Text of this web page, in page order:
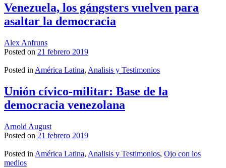
Venezuela, los gángsters vuelven para
asaltar la democracia
Alex Anfruns
Posted on 21 febrero 2019
Posted in América Latina, Analisis y Testimonios
Unión cívico-militar: Base de la
democracia venezolana
Arnold August
Posted on 21 febrero 2019
Posted in América Latina, Analisis y Testimonios, Ojo con los
medios